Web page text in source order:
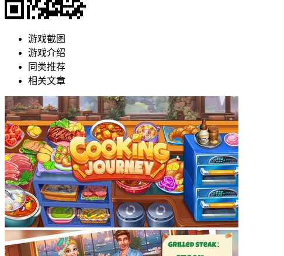
游戏截图
游戏介绍
同类推荐
相关文章